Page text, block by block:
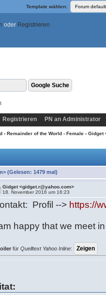
Template wählen:
oder Registrieren
Registrieren PN an Administrator
› Remainder of the World - Female› Gidget
(Gelesen: 1479 mal)
Gidget <gidget.r@yahoo.com>
18. November 2016 um 16:23
Profil --> https://
happy that we meet
fürQuelltext Yahoo Inline: